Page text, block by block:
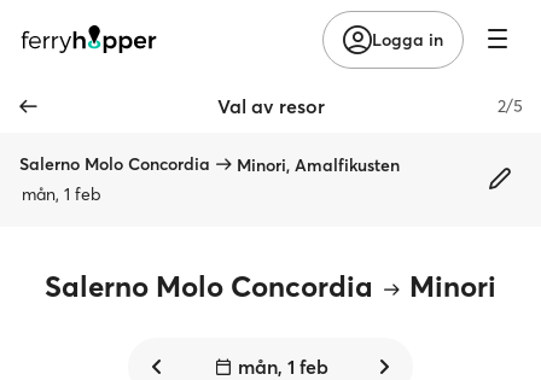
Logga in
Val av resor 2/5
Salerno Molo Concordia
Minori, Amalfikusten
mån, 1 feb
Salerno Molo Concordia Minori
mån, 1 feb